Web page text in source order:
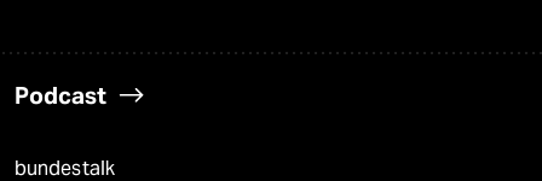
Podcast
bundestalk